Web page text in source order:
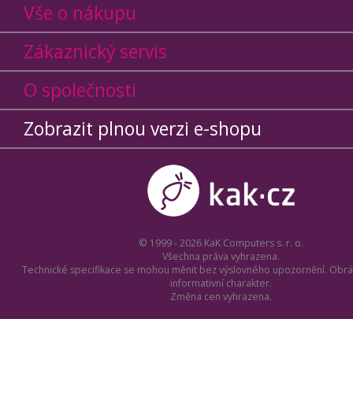
Vše o nákupu
Zákaznický servis
O společnosti
Zobrazit plnou verzi e-shopu
© 1999 - 2026 KaK Computers s. r. o.
Všechna práva vyhrazena.
Technické specifikace se mohou měnit bez výslovného upozornění.
informativní charakter.
Změna cen vyhrazena.